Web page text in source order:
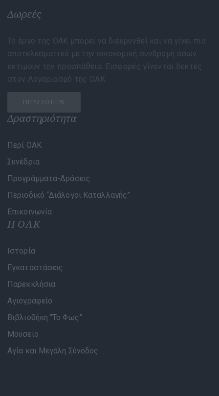
Δωρεές
Το έργο της ΟΑΚ μπορεί να διευρυνθεί και να γίνει πιο
αποτελεσματικό με την οικονομική συνδρομή όσων
εκτιμούν την προσπάθεια. Εισφορές γίνονται δεκτές
στον Λογαριασμό της ΟΑΚ.
ΠΕΡΙΣΣΌΤΕΡΑ
Δραστηριότητα
Περί ΟΑΚ
Συνέδρια
Προγράμματα-Δράσεις
Περιοδικό “Διάλογοι Καταλλαγής”
Επικοινωνία
Η ΟΑΚ
Ιστορία
Εγκαταστάσεις
Παρεκκλήσια
Αγιογραφείο
Βιβλιοθήκη “Το Φως”
Μουσείο
Αγία και Μεγάλη Σύνοδος